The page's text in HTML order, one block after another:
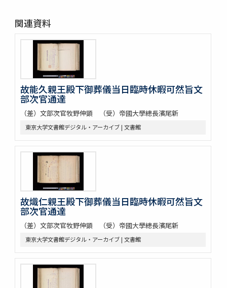
関連資料
故能久親王殿下御葬儀当日臨時休暇可然旨文
部次官通達
（差）文部次官牧野伸顕 （受）帝國大學總長濱尾新
東京大学文書館デジタル・アーカイブ | 文書館
故熾仁親王殿下御葬儀当日臨時休暇可然旨文
部次官通達
（差）文部次官牧野伸顕 （受）帝國大學總長濱尾新
東京大学文書館デジタル・アーカイブ | 文書館